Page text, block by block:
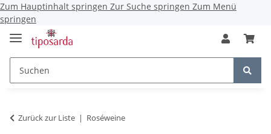
Zum Hauptinhalt springen Zur Suche springen Zum Menü
springen
Zurück zur Liste Roséweine